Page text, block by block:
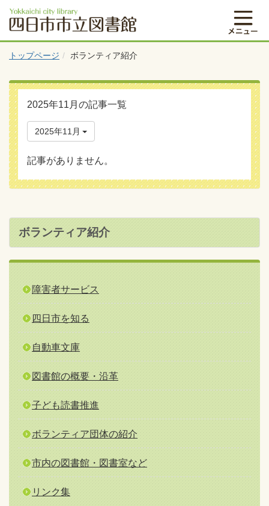
トップページ ボランティア紹介
2025年11月の記事一覧
2025年11月
記事がありません。
ボランティア紹介
障害者サービス
四日市を知る
自動車文庫
図書館の概要・沿革
子ども読書推進
ボランティア団体の紹介
市内の図書館・図書室など
リンク集